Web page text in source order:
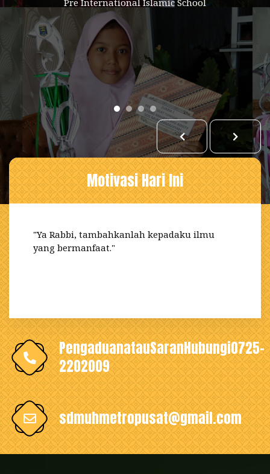
Selengkapnya
Motivasi Hari Ini
"Ya Rabbi, tambahkanlah kepadaku ilmu
yang bermanfaat."
PengaduanatauSaranHubungi0725-
2202009
sdmuhmetropusat@gmail.com